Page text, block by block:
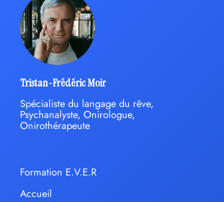
Tristan-Frédéric Moir
Spécialiste du langage du rêve,
Psychanalyste, Onirologue,
Onirothérapeute
Formation E.V.E.R
Accueil